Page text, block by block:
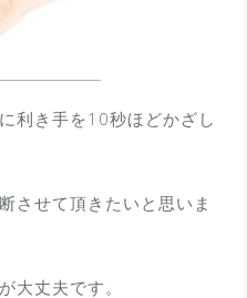
利き手を10秒ほどかざし
させて頂きたいと思いま
大丈夫です。